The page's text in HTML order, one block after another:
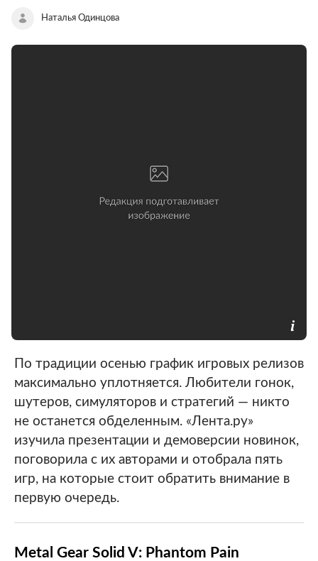
Наталья Одинцова
По традиции осенью график игровых релизов
максимально уплотняется. Любители гонок,
шутеров, симуляторов и стратегий — никто
не останется обделенным. «Лента.ру»
изучила презентации и демоверсии новинок,
поговорила с их авторами и отобрала пять
игр, на которые стоит обратить внимание в
первую очередь.
Metal Gear Solid V: Phantom Pain